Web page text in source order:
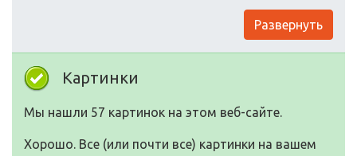
Развернуть
Картинки
Мы нашли 57 картинок на этом веб-сайте.
Хорошо. Все (или почти все) картинки на вашем